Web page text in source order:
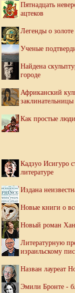
Пятнадцать
ацтеков
Легенды о
Ученые
Найдена
городе
Африканский
Как простые
Кадзуо Исигуро
литературе
Издана
Новые книги о
Новый роман Хан
Литературную
израильскому
Назван лауреат
Эмили Бронте -